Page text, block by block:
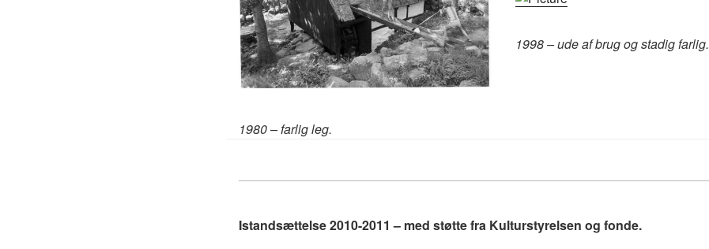
1980 – farlig leg.
1998 – ude af brug og stadig farlig.
Istandsættelse 2010-2011 – med støtte fra Kulturstyrelsen og fonde.